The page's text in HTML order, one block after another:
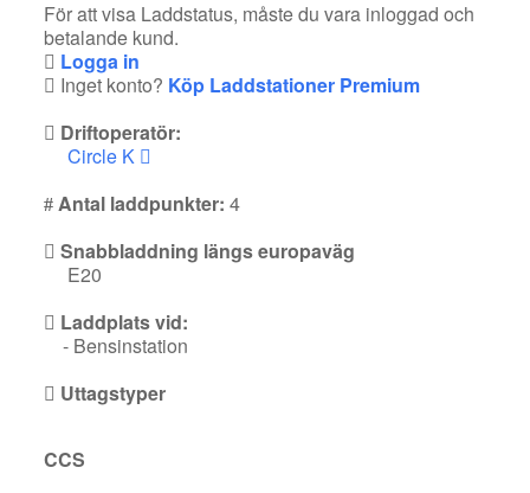
För att visa Laddstatus, måste du vara inloggad och
betalande kund.
Logga in
Inget konto? Köp Laddstationer Premium
Driftoperatör:
Circle K
Antal laddpunkter: 4
Snabbladdning längs europaväg
E20
Laddplats vid:
- Bensinstation
Uttagstyper
CCS